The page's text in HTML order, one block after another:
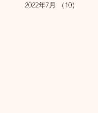
2022年7月
（10）